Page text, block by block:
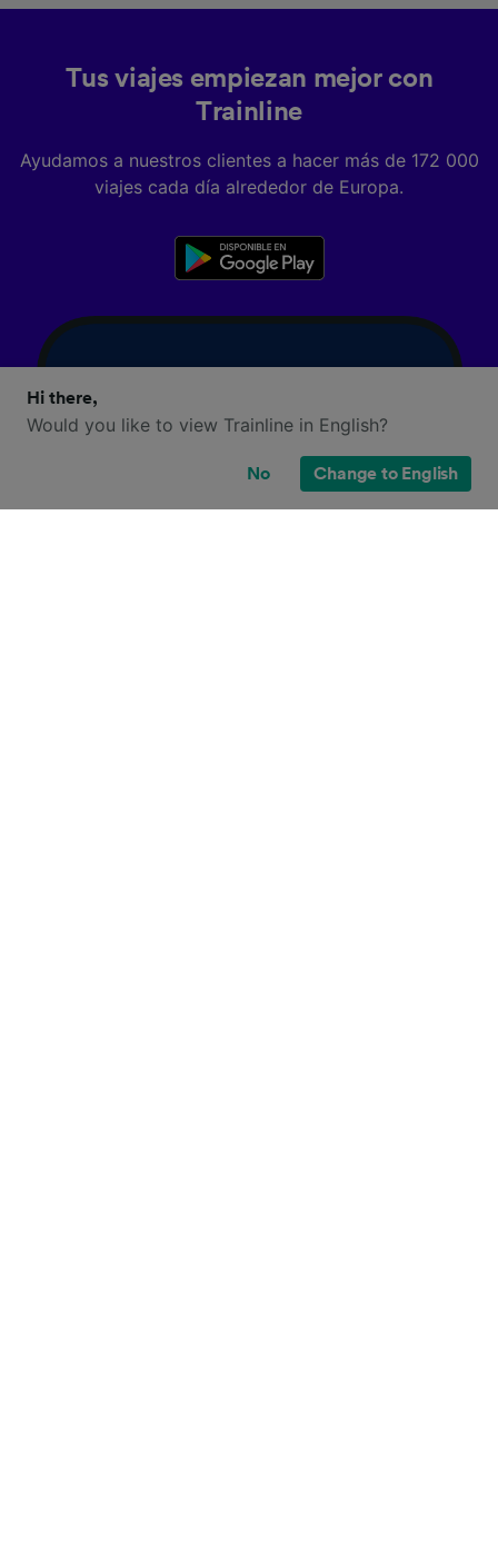
Tus viajes empiezan mejor con
Trainline
Ayudamos a nuestros clientes a hacer más de 172 000
viajes cada día alrededor de Europa.
Hi there,
Would you like to view Trainline in English?
No Change to English